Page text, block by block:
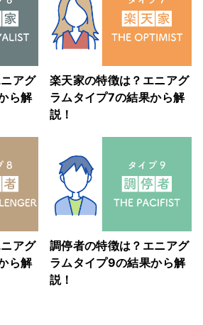
アグ
ら解
楽天家の特徴は？エニアグ
ラムタイプ7の結果から解
説！
アグ
ら解
調停者の特徴は？エニアグ
ラムタイプ9の結果から解
説！